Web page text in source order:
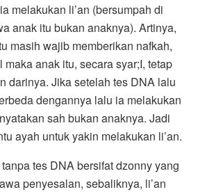
melakukan li’an (bersumpah di
anak itu bukan anaknya). Artinya,
masih wajib memberikan nafkah,
anak itu, secara syar;I, tetap
darinya. Jika setelah tes DNA lalu
dengannya lalu ia melakukan
sah bukan anaknya. Jadi
ayah untuk yakin melakukan li’an.
tes DNA bersifat dzonny yang
penyesalan, sebaliknya, li’an